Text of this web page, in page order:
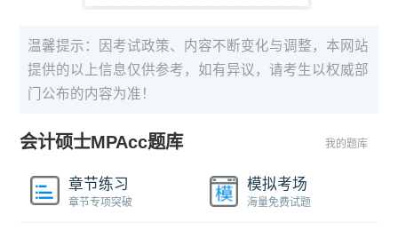
温馨提示：因考试政策、内容不断变化与调整，本网站
提供的以上信息仅供参考，如有异议，请考生以权威部
门公布的内容为准！
会计硕士MPAcc题库 我的题库
章节练习
章节专项突破
模拟考场
海量免费试题